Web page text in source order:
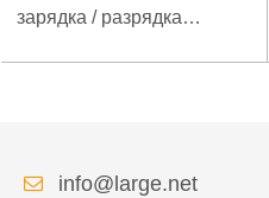
зарядка / разрядка
info@large.net